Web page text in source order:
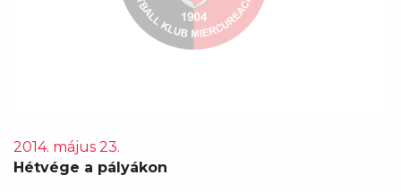
2014. május 23.
Hétvége a pályákon